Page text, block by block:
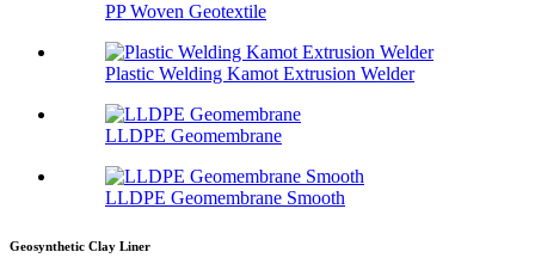
PP Woven Geotextile
Plastic Welding Kamot Extrusion Welder
LLDPE Geomembrane
LLDPE Geomembrane Smooth
Geosynthetic Clay Liner